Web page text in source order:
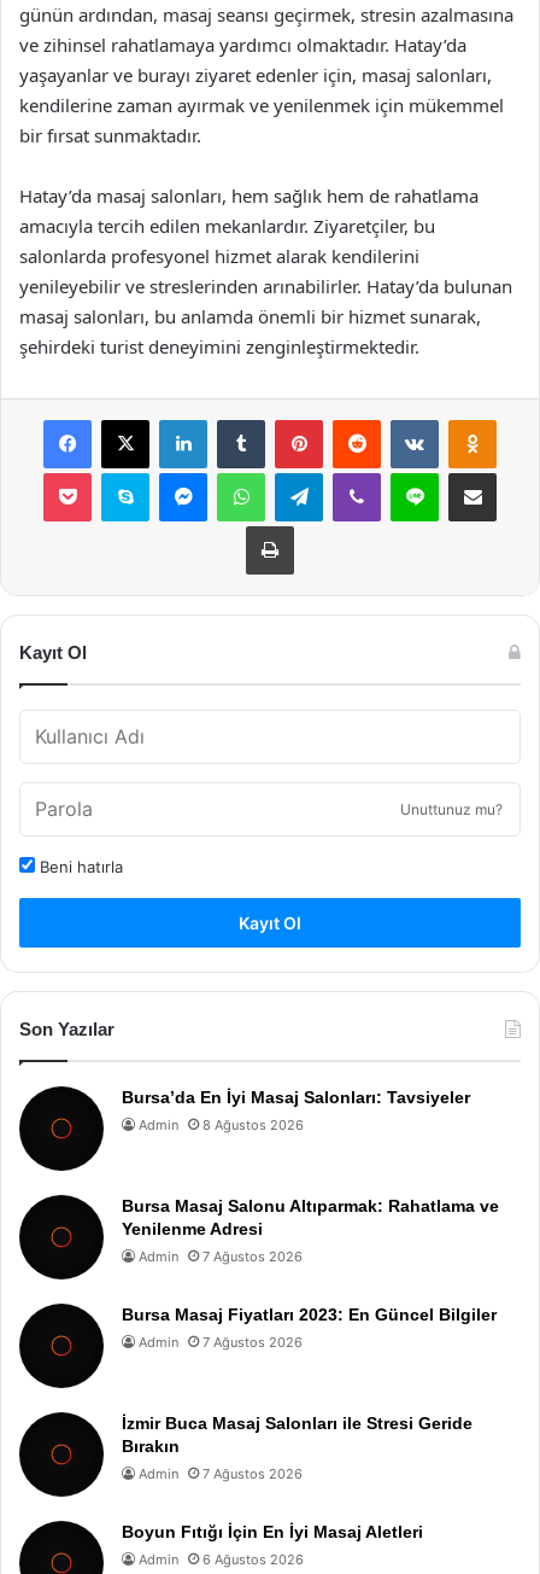
günün ardından, masaj seansı geçirmek, stresin azalmasına
ve zihinsel rahatlamaya yardımcı olmaktadır. Hatay’da
yaşayanlar ve burayı ziyaret edenler için, masaj salonları,
kendilerine zaman ayırmak ve yenilenmek için mükemmel
bir fırsat sunmaktadır.
Hatay’da masaj salonları, hem sağlık hem de rahatlama
amacıyla tercih edilen mekanlardır. Ziyaretçiler, bu
salonlarda profesyonel hizmet alarak kendilerini
yenileyebilir ve streslerinden arınabilirler. Hatay’da bulunan
masaj salonları, bu anlamda önemli bir hizmet sunarak,
şehirdeki turist deneyimini zenginleştirmektedir.
Facebook
X LinkedInTumblr PinterestReddit VKontakte
Pocket Skype MessengerWhatsAppTelegramViber Line E-Posta ile
Yazdır
Kayıt Ol
Unuttunuz mu?
Beni hatırla
Kayıt Ol
Son Yazılar
Bursa’da En İyi Masaj Salonları: Tavsiyeler
Admin 8 Ağustos 2026
Bursa Masaj Salonu Altıparmak: Rahatlama ve
Yenilenme Adresi
Admin 7 Ağustos 2026
Bursa Masaj Fiyatları 2023: En Güncel Bilgiler
Admin 7 Ağustos 2026
İzmir Buca Masaj Salonları ile Stresi Geride
Bırakın
Admin 7 Ağustos 2026
Boyun Fıtığı İçin En İyi Masaj Aletleri
Admin 6 Ağustos 2026